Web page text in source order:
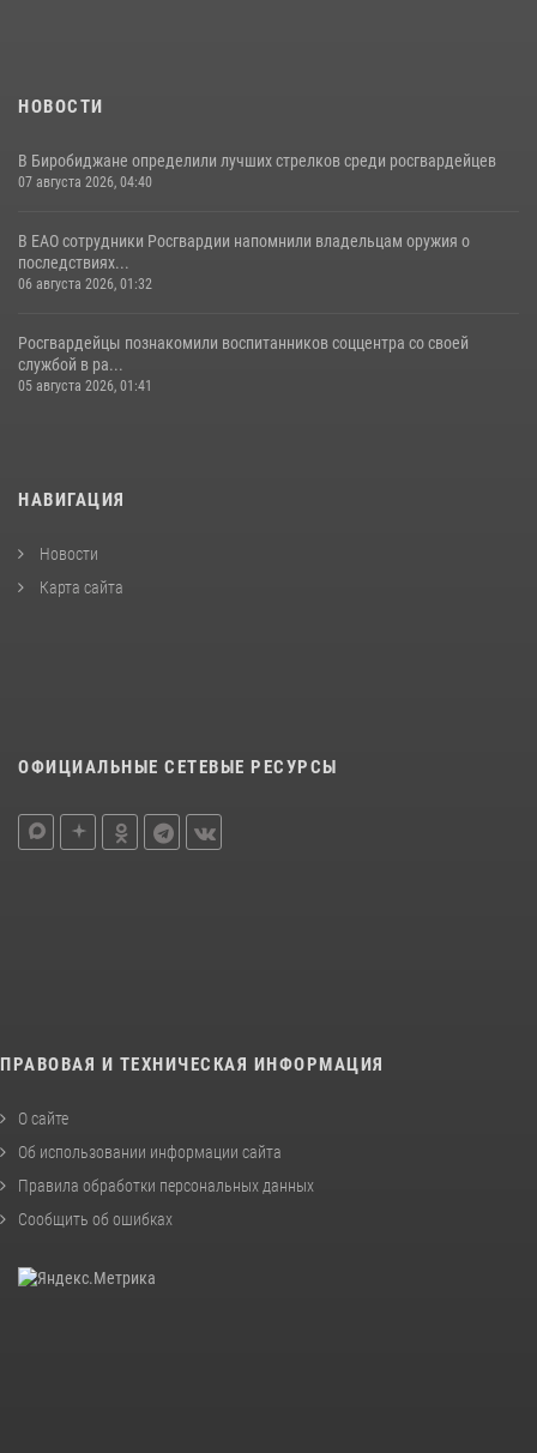
НОВОСТИ
В Биробиджане определили лучших стрелков среди росгвардейцев
07 августа 2026, 04:40
В ЕАО сотрудники Росгвардии напомнили владельцам оружия о
последствиях...
06 августа 2026, 01:32
Росгвардейцы познакомили воспитанников соццентра со своей
службой в ра...
05 августа 2026, 01:41
НАВИГАЦИЯ
Новости
Карта сайта
ОФИЦИАЛЬНЫЕ СЕТЕВЫЕ РЕСУРСЫ
ПРАВОВАЯ И ТЕХНИЧЕСКАЯ ИНФОРМАЦИЯ
О сайте
Об использовании информации сайта
Правила обработки персональных данных
Сообщить об ошибках